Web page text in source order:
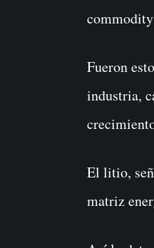
Fueron
industria,
El litio,
matriz